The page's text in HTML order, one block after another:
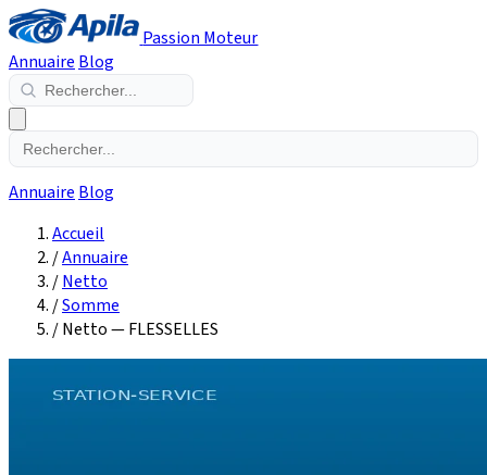
Passion Moteur
Annuaire Blog
Annuaire Blog
Accueil
/Annuaire
/Netto
/Somme
/Netto — FLESSELLES